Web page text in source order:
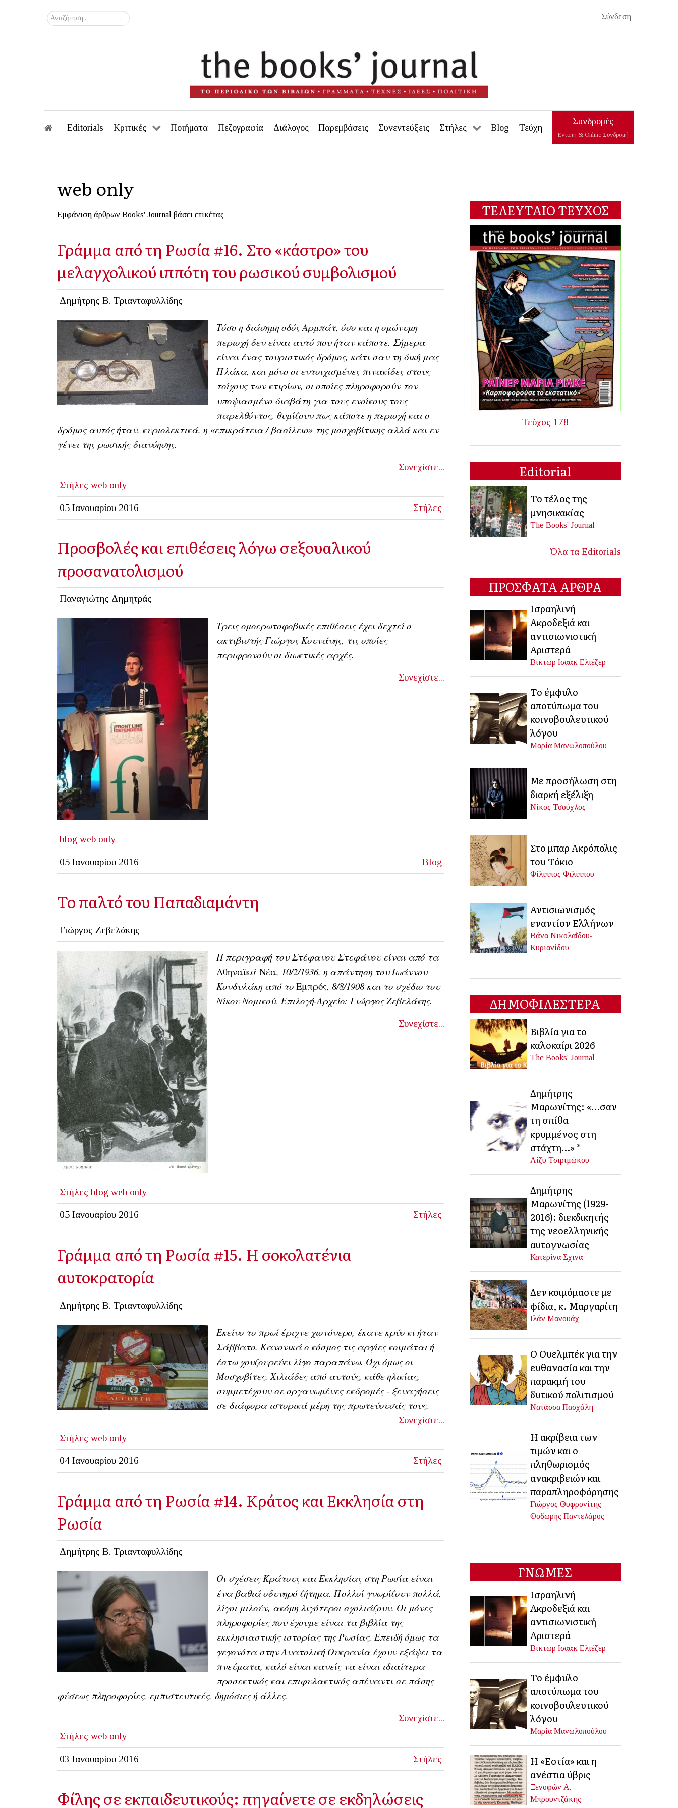
Σύνδεση
Αναζήτηση...
Editorials Κριτικές Ποιήματα Πεζογραφία Διάλογος Παρεμβάσεις Συνεντεύξεις Στήλες Blog Τεύχη
Συνδρομές
Έντυπη & Online Συνδρομή
web only
Εμφάνιση άρθρων Books' Journal βάσει ετικέτας
Γράμμα από τη Ρωσία #16. Στο «κάστρο» του
μελαγχολικού ιππότη του ρωσικού συμβολισμού
Δημήτρης Β. Τριανταφυλλίδης
Τόσο η διάσημη οδός Αρμπάτ, όσο και η ομώνυμη
περιοχή δεν είναι αυτό που ήταν κάποτε. Σήμερα
είναι ένας τουριστικός δρόμος, κάτι σαν τη δική μας
Πλάκα, και μόνο οι εντοιχισμένες πινακίδες στους
τοίχους των κτιρίων, οι οποίες πληροφορούν τον
υποψιασμένο διαβάτη για τους ενοίκους τους
παρελθόντος, θυμίζουν πως κάποτε η περιοχή και ο
δρόμος αυτός ήταν, κυριολεκτικά, η «επικράτεια / βασίλειο» της μοσχοβίτικης αλλά και εν
γένει της ρωσικής διανόησης.
Συνεχίστε...
Στήλες web only
05 Ιανουαρίου 2016 Στήλες
Προσβολές και επιθέσεις λόγω σεξουαλικού
προσανατολισμού
Παναγιώτης Δημητράς
Τρεις ομοερωτοφοβικές επιθέσεις έχει δεχτεί ο
ακτιβιστής Γιώργος Κουνάνης, τις οποίες
περιφρονούν οι διωκτικές αρχές.
Συνεχίστε...
blog web only
05 Ιανουαρίου 2016 Blog
To παλτό του Παπαδιαμάντη
Γιώργος Ζεβελάκης
Η περιγραφή του Στέφανου Στεφάνου είναι από τα
Αθηναϊκά Νέα, 10/2/1936, η απάντηση του Ιωάννου
Κονδυλάκη από το Εμπρός, 8/8/1908 και τo σχέδιo του
Νίκου Νομικού. Επιλογή-Αρχείο: Γιώργος Ζεβελάκης.
Συνεχίστε...
Στήλες blog web only
05 Ιανουαρίου 2016 Στήλες
Γράμμα από τη Ρωσία #15. Η σοκολατένια
αυτοκρατορία
Δημήτρης Β. Τριανταφυλλίδης
Εκείνο το πρωί έριχνε χιονόνερο, έκανε κρύο κι ήταν
Σάββατο. Κανονικά ο κόσμος τις αργίες κοιμάται ή
έστω χουζουρεύει λίγο παραπάνω. Όχι όμως οι
Μοσχοβίτες. Χιλιάδες από αυτούς, κάθε ηλικίας,
συμμετέχουν σε οργανωμένες εκδρομές - ξεναγήσεις
σε διάφορα ιστορικά μέρη της πρωτεύουσάς τους.
Συνεχίστε...
Στήλες web only
04 Ιανουαρίου 2016 Στήλες
Γράμμα από τη Ρωσία #14. Κράτος και Εκκλησία στη
Ρωσία
Δημήτρης Β. Τριανταφυλλίδης
Οι σχέσεις Κράτους και Εκκλησίας στη Ρωσία είναι
ένα βαθιά οδυνηρό ζήτημα. Πολλοί γνωρίζουν πολλά,
λίγοι μιλούν, ακόμη λιγότεροι σχολιάζουν. Οι μόνες
πληροφορίες που έχουμε είναι τα βιβλία της
εκκλησιαστικής ιστορίας της Ρωσίας. Επειδή όμως τα
γεγονότα στην Ανατολική Ουκρανία έχουν εξάψει τα
πνεύματα, καλό είναι κανείς να είναι ιδιαίτερα
προσεκτικός και επιφυλακτικός απέναντι σε πάσης
φύσεως πληροφορίες, εμπιστευτικές, δημόσιες ή άλλες.
Συνεχίστε...
Στήλες web only
03 Ιανουαρίου 2016 Στήλες
Φίλης σε εκπαιδευτικούς: πηγαίνετε σε εκδηλώσεις
ΤΕΛΕΥΤΑΙΟ ΤΕΥΧΟΣ
Τεύχος 178
Editorial
Το τέλος της
μνησικακίας
The Books' Journal
Όλα τα Editorials
ΠΡΟΣΦΑΤΑ ΑΡΘΡΑ
Ισραηλινή
Ακροδεξιά και
αντισιωνιστική
Αριστερά
Βίκτωρ Ισαάκ Ελιέζερ
Το έμφυλο
αποτύπωμα του
κοινοβουλευτικού
λόγου
Μαρία Μανωλοπούλου
Με προσήλωση στη
διαρκή εξέλιξη
Νίκος Τσούχλος
Στο μπαρ Ακρόπολις
του Τόκιο
Φίλιππος Φιλίππου
Αντισιωνισμός
εναντίον Ελλήνων
Βάνα Νικολαΐδου-
Κυριανίδου
ΔΗΜΟΦΙΛΕΣΤΕΡΑ
Βιβλία για το
καλοκαίρι 2026
The Books' Journal
Δημήτρης
Μαρωνίτης: «…σαν
τη σπίθα
κρυμμένος στη
στάχτη…» *
Λίζυ Τσιριμώκου
Δημήτρης
Μαρωνίτης (1929-
2016): διεκδικητής
της νεοελληνικής
αυτογνωσίας
Κατερίνα Σχινά
Δεν κοιμόμαστε με
φίδια, κ. Μαργαρίτη
Ιλάν Μανουάχ
Ο Ουελμπέκ για την
ευθανασία και την
παρακμή του
δυτικού πολιτισμού
Νατάσσα Πασχάλη
Η ακρίβεια των
τιμών και ο
πληθωρισμός
ανακριβειών και
παραπληροφόρησης
Γιώργος Θυφρονίτης -
Θοδωρής Παντελάρος
ΓΝΩΜΕΣ
Ισραηλινή
Ακροδεξιά και
αντισιωνιστική
Αριστερά
Βίκτωρ Ισαάκ Ελιέζερ
Το έμφυλο
αποτύπωμα του
κοινοβουλευτικού
λόγου
Μαρία Μανωλοπούλου
Η «Εστία» και η
ανέστια ύβρις
Ξενοφών Α.
Μπρουντζάκης